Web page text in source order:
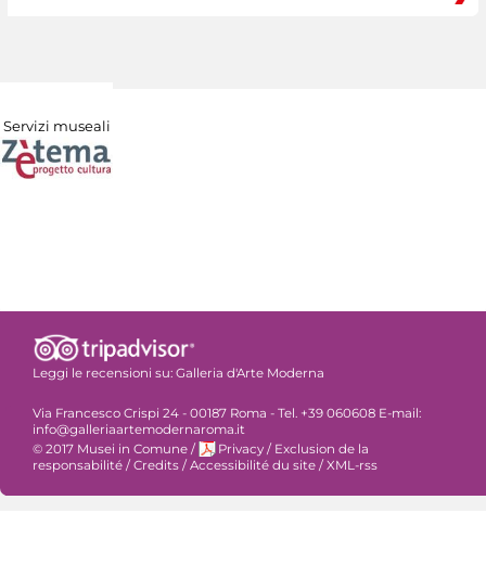
Servizi museali
Leggi le recensioni su: Galleria d'Arte Moderna
Via Francesco Crispi 24 - 00187 Roma - Tel. +39 060608 E-mail:
info@galleriaartemodernaroma.it
© 2017 Musei in Comune / Privacy / Exclusion de la
responsabilité / Credits / Accessibilité du site / XML-rss